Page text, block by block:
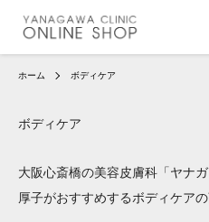
ホーム ボディケア
ボディケア
大阪心斎橋の美容皮膚科「ヤナ
厚子がおすすめするボディケア